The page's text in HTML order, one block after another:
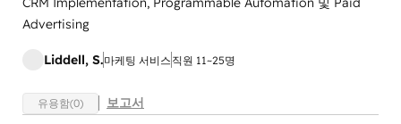
Advertising
Liddell, S.마케팅 서비스 직원 11~25명
유용함(0) 보고서